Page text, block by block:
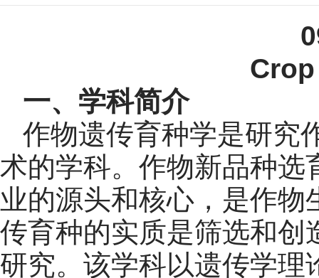
一、学科简介
作物遗传育种学是研究
术的学科。作物新品种选
业的源头和核心，是作
传育种的实质是筛选和创
研究。该学科以遗传学理